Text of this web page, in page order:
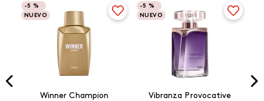
-5 %
NUEVO
Winner Champion
-5 %
NUEVO
Vibranza Provocative